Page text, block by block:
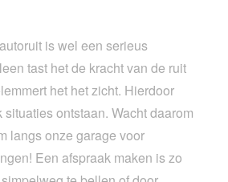
is wel een serieus
tast het de kracht van de ruit
het het zicht. Hierdoor
ontstaan. Wacht daarom
langs onze garage voor
Een afspraak maken is zo